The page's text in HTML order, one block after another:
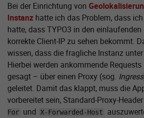
Bei der Einrichtung von
Instanz hatte ich das Problem, dass
hatte, dass TYPO3 in den
korrekte Client-IP zu sehen bekommt.
wissen, dass die fragliche Instanz
Hierbei werden ankommende
gesagt – über einen Proxy (sog. Ingress
geleitet. Damit das klappt, muss die
vorbereitet sein, Standard-Proxy-
For und X-Forwarded-Host